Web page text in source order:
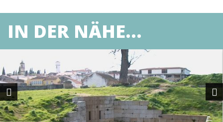
IN DER NÄHE...